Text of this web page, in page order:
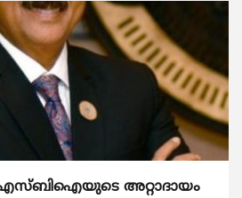
എസ്ബിഐയുടെ അറ്റാദായം